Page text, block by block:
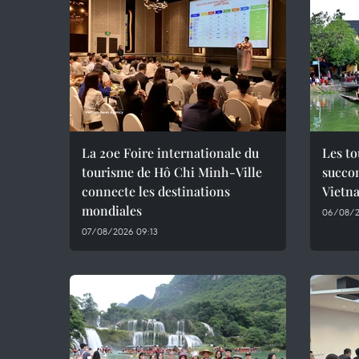
La 20e Foire internationale du
tourisme de Hô Chi Minh-Ville
connecte les destinations
mondiales
07/08/2026 09:13
Les
06/08/